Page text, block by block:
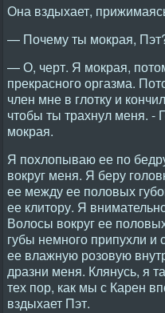
Она вздыхает,
— Почему ты мокрая,
— О, черт. Я мокрая,
прекрасного оргазма.
член мне в глотку и
чтобы ты трахнул меня. -
мокрая.
Я похлопываю ее по
вокруг меня. Я беру
ее между ее половых
ее клитору. Я
Волосы вокруг ее
губы немного припухли и
ее влажную розовую
дразни меня. Клянусь, я
тех пор, как мы с Карен
вздыхает Пэт.